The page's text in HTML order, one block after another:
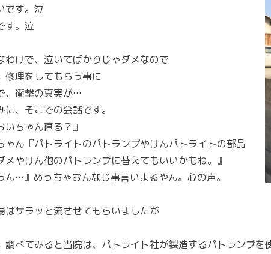
です。泣
す。泣
わけで、泣いてばかりじゃダメなので
修理をしてもらう事に
、衝撃の真実が…
に、そこでの会話です。
いちゃん直る？』
ゃん『パトライトのパトランプやけんパトライトの部品
メやけん他のパトランプに替えてもいいかもね。』
ん…』めっちゃおんなじ事言いよるやん。心の声。
はサラッと流させてもらいましたが
調べてみると当院は、パトライト社が製造するパトランプを